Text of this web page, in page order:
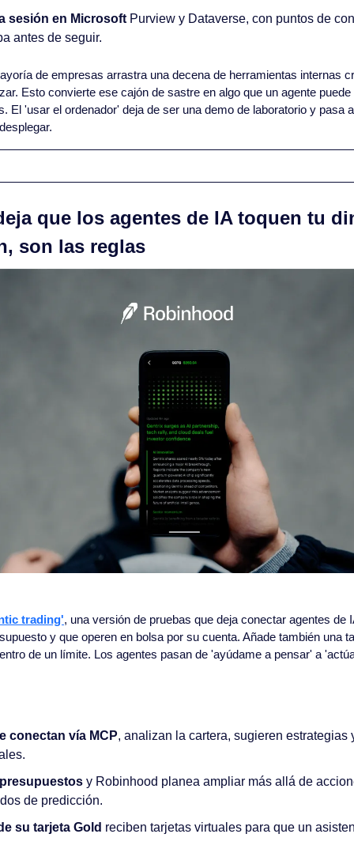
sesión en Microsoft Purview y Dataverse, con puntos de
antes de seguir.
de empresas arrastra una decena de herramientas internas
Esto convierte ese cajón de sastre en algo que un agente
El 'usar el ordenador' deja de ser una demo de laboratorio y pasa
que los agentes de IA toquen tu
son las reglas
trading', una versión de pruebas que deja conectar agentes de
y que operen en bolsa por su cuenta. Añade también una
de un límite. Los agentes pasan de 'ayúdame a pensar' a
conectan vía MCP, analizan la cartera, sugieren estrategias
y Robinhood planea ampliar más allá de
de predicción.
su tarjeta Gold reciben tarjetas virtuales para que un